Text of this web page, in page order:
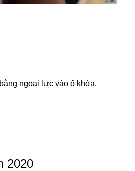
ngoại lực vào ổ khóa.
2020